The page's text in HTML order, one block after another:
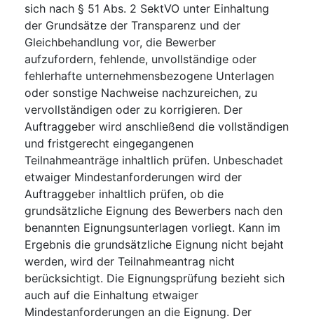
sich nach § 51 Abs. 2 SektVO unter Einhaltung
der Grundsätze der Transparenz und der
Gleichbehandlung vor, die Bewerber
aufzufordern, fehlende, unvollständige oder
fehlerhafte unternehmensbezogene Unterlagen
oder sonstige Nachweise nachzureichen, zu
vervollständigen oder zu korrigieren. Der
Auftraggeber wird anschließend die vollständigen
und fristgerecht eingegangenen
Teilnahmeanträge inhaltlich prüfen. Unbeschadet
etwaiger Mindestanforderungen wird der
Auftraggeber inhaltlich prüfen, ob die
grundsätzliche Eignung des Bewerbers nach den
benannten Eignungsunterlagen vorliegt. Kann im
Ergebnis die grundsätzliche Eignung nicht bejaht
werden, wird der Teilnahmeantrag nicht
berücksichtigt. Die Eignungsprüfung bezieht sich
auch auf die Einhaltung etwaiger
Mindestanforderungen an die Eignung. Der